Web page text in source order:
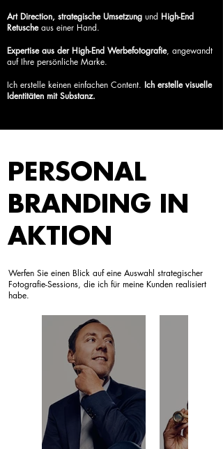
Art Direction, strategische Umsetzung und High-End
Retuscheaus einer Hand.
Expertise aus der High-End Werbefotografie, angewandt
auf Ihre persönliche Marke.
Ich erstelle keinen einfachen Content. Ich erstelle visuelle
Identitäten mit Substanz.
PERSONAL
BRANDING IN
AKTION
Werfen Sie einen Blick auf eine Auswahl strategischer
Fotografie-Sessions, die ich für meine Kunden realisiert
habe.